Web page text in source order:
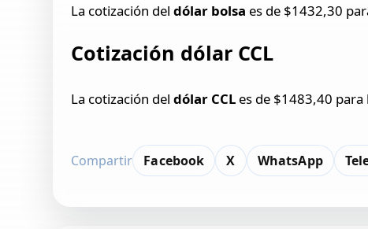
La cotización deldólar bolsa es de $1432,30
Cotización dólar CCL
La cotización deldólar CCL es de $1483,40
Compartir Facebook X WhatsApp